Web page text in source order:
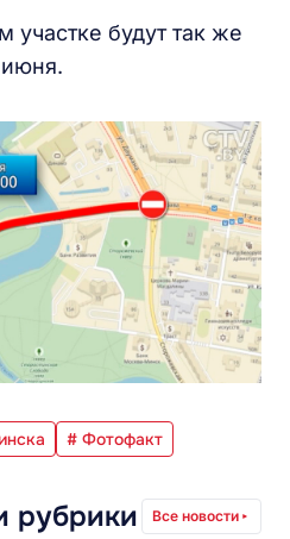
участке будут так же
июня.
# Фотофакт
рубрики Все новости